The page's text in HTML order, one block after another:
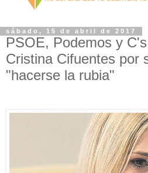
sábado, 15 de abril de 2017
PSOE, Podemos y
Cristina Cifuentes por
"hacerse la rubia"